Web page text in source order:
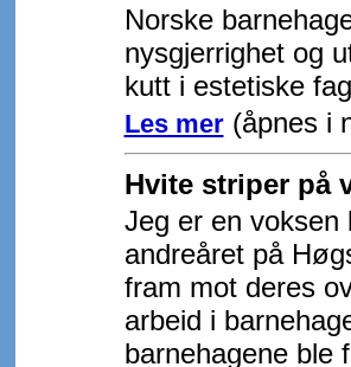
Norske
nysgjerrighet og
kutt i estetiske
Les mer(åpnes i
Hvite striper på
Jeg er en
andreåret på
fram mot deres
arbeid i
barnehagene ble